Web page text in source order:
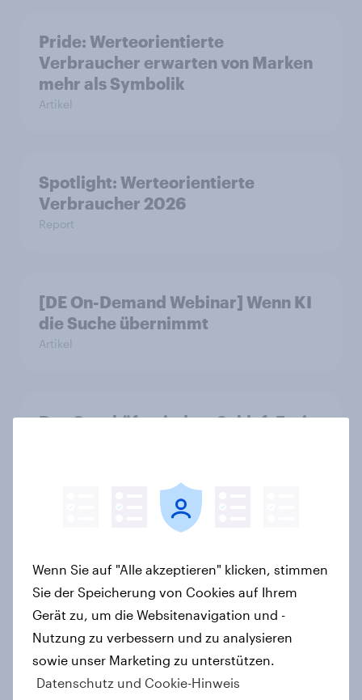
Pride: Werteorientierte
Verbraucher erwarten von Marken
mehr als Symbolik
Artikel
Spotlight: Werteorientierte
Verbraucher 2026
Report
[DE On-Demand Webinar] Wenn KI
die Suche übernimmt
Artikel
Das Geschäft mit dem Schlaf: Frei
Wachstumspotenzial
Artikel
Der Brotmarkt schrumpft -
Klassische Bäckereien werden
bevorzugt, gekauft wird dennoch
häufiger bei SB-Backstationen
Artikel
Wenn Sie auf "Alle akzeptieren" klicken, stimmen
Sie der Speicherung von Cookies auf Ihrem
Gerät zu, um die Websitenavigation und -
Nutzung zu verbessern und zu analysieren
sowie unser Marketing zu unterstützen.
Datenschutz und Cookie-Hinweis